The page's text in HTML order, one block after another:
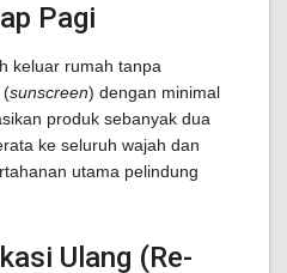
Pagi
keluar rumah tanpa
(sunscreen) dengan minimal
produk sebanyak dua
ke seluruh wajah dan
utama pelindung
Ulang (Re-